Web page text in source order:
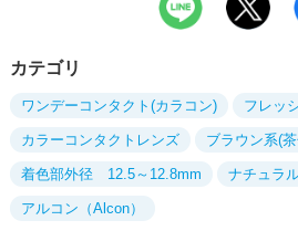
カテゴリ
ワンデーコンタクト(カラコン) フレッ
カラーコンタクトレンズ ブラウン系(
着色部外径 12.5～12.8mm ナチュラ
アルコン（Alcon）